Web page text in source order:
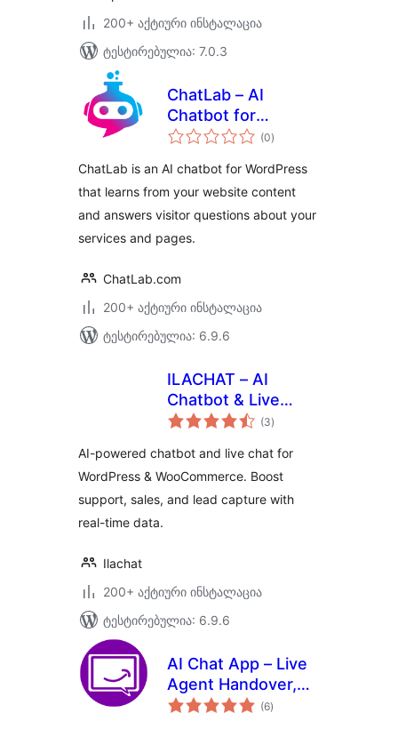
200+ აქტიური ინსტალაცია
ტესტირებულია: 7.0.3
ChatLab – AI
Chatbot for
WordPress and
(0საერთო
რეიტინგი
)
ChatLab is an AI chatbot for WordPress
that learns from your website content
and answers visitor questions about your
services and pages.
ChatLab.com
200+ აქტიური ინსტალაცია
ტესტირებულია: 6.9.6
ILACHAT – AI
Chatbot & Live
Chat
(3საერთო
რეიტინგი
)
AI-powered chatbot and live chat for
WordPress & WooCommerce. Boost
support, sales, and lead capture with
real-time data.
Ilachat
200+ აქტიური ინსტალაცია
ტესტირებულია: 6.9.6
AI Chat App – Live
Agent Handover,
Help Docs, Email,
(6საერთო
რეიტინგი
)